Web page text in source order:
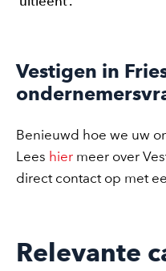
Vestigen in
Benieuwd hoe we uw
Lees hier meer over
direct contact op met
Relevante